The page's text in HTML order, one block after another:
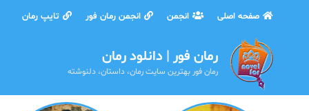
صفحه اصلی انجمن انجمن رمان فور تایپ رمان
رمان فور | دانلود رمان
رمان فور بهترین سایت رمان، داستان، دلنوشته